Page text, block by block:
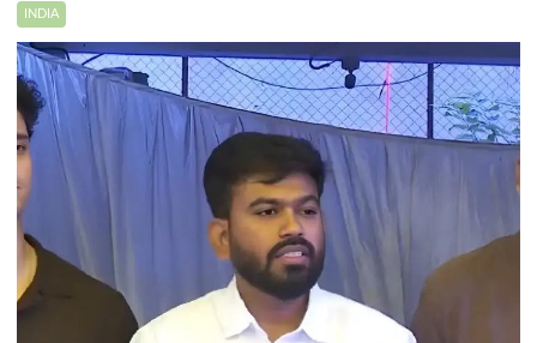
INDIA